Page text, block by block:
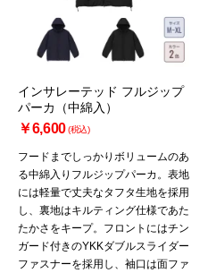
インサレーテッド フルジップ
パーカ（中綿入）
￥6,600(税込)
フードまでしっかりボリュームのあ
る中綿入りフルジップパーカ。表地
には軽量で丈夫なタフタ生地を採用
し、裏地はキルティング仕様であた
たかさをキープ。フロントにはチン
ガード付きのYKKダブルスライダー
ファスナーを採用し、袖口は面ファ